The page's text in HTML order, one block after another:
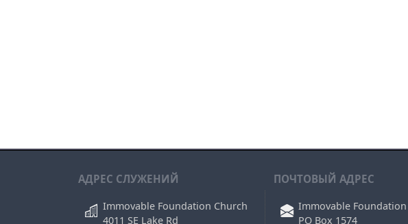
АДРЕС СЛУЖЕНИЙ
Immovable Foundation Church
4011 SE Lake Rd
ПОЧТОВЫЙ АДРЕС
Immovable
PO Box 1574